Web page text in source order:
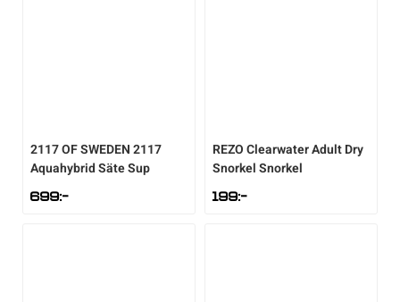
2117 OF SWEDEN2117
Aquahybrid Säte Sup
699:-
REZOClearwater Adult Dry
Snorkel Snorkel
199:-